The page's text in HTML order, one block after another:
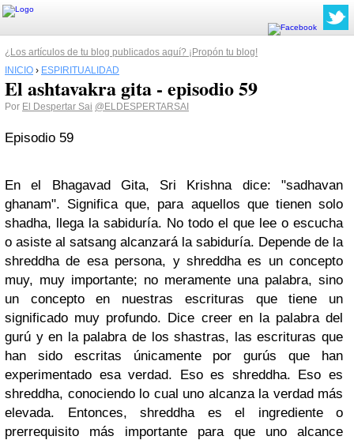
¿Los artículos de tu blog publicados aquí? ¡Propón tu blog!
INICIO › ESPIRITUALIDAD
El ashtavakra gita - episodio 59
Por El Despertar Sai @ELDESPERTARSAI
Episodio 59
En el Bhagavad Gita, Sri Krishna dice: "sadhavan
ghanam". Significa que, para aquellos que tienen solo
shadha, llega la sabiduría. No todo el que lee o escucha
o asiste al satsang alcanzará la sabiduría. Depende de la
shreddha de esa persona, y shreddha es un concepto
muy, muy importante; no meramente una palabra, sino
un concepto en nuestras escrituras que tiene un
significado muy profundo. Dice creer en la palabra del
gurú y en la palabra de los shastras, las escrituras que
han sido escritas únicamente por gurús que han
experimentado esa verdad. Eso es shreddha. Eso es
shreddha, conociendo lo cual uno alcanza la verdad más
elevada. Entonces, shreddha es el ingrediente o
prerrequisito más importante para que uno alcance